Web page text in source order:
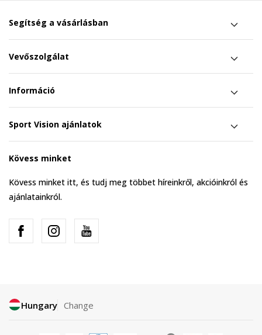
Segítség a vásárlásban
Vevőszolgálat
Információ
Sport Vision ajánlatok
Kövess minket
Kövess minket itt, és tudj meg többet híreinkről, akcióinkról és
ajánlatainkról.
Hungary Change